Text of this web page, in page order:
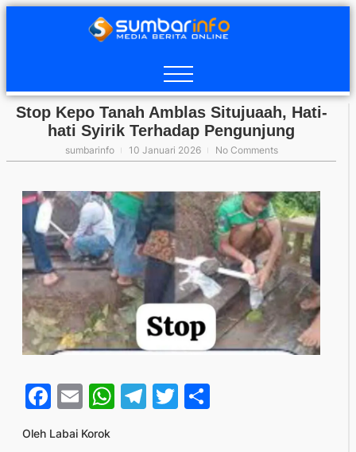
Stop Kepo Tanah Amblas Situjuaah, Hati-
hati Syirik Terhadap Pengunjung
sumbarinfo 10 Januari 2026 No Comments
Facebook
EmailWhatsApp
Telegram
Twitter
Oleh Labai Korok